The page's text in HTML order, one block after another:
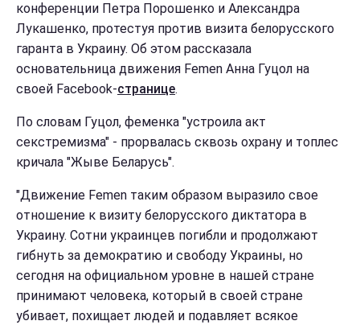
конференции Петра Порошенко и Александра
Лукашенко, протестуя против визита белорусского
гаранта в Украину. Об этом рассказала
основательница движения Femen Анна Гуцол на
своей Facebook-странице.
По словам Гуцол, феменка "устроила акт
секстремизма" - прорвалась сквозь охрану и топлес
кричала "Жыве Беларусь".
"Движение Femen таким образом выразило свое
отношение к визиту белорусского диктатора в
Украину. Сотни украинцев погибли и продолжают
гибнуть за демократию и свободу Украины, но
сегодня на официальном уровне в нашей стране
принимают человека, который в своей стране
убивает, похищает людей и подавляет всякое